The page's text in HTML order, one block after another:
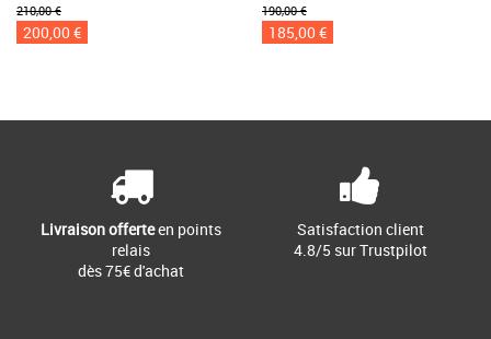
210,00 €
200,00 €
190,00 €
185,00 €
Livraison offerteen points
relais
dès 75€ d'achat
Satisfaction client
4.8/5 sur Trustpilot